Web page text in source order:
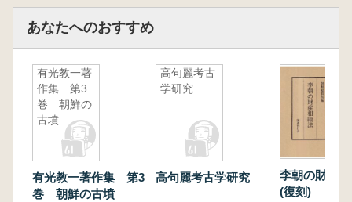
あなたへのおすすめ
有光教一著
作集 第3
巻 朝鮮の
古墳
有光教一著作集 第3
巻 朝鮮の古墳
高句麗考古
学研究
高句麗考古学研究
李朝の財産
(復刻)